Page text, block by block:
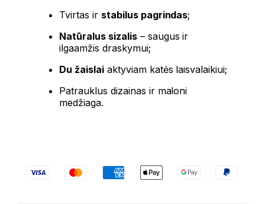
Tvirtas ir stabilus pagrindas;
Natūralus sizalis– saugus ir
ilgaamžis draskymui;
Du žaislaiaktyviam katės laisvalaikiui;
Patrauklus dizainas ir maloni
medžiaga.